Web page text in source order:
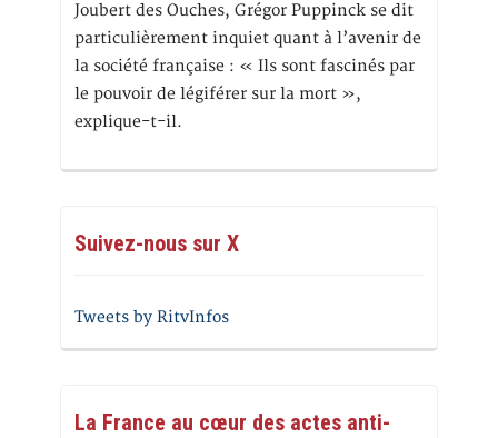
Joubert des Ouches, Grégor Puppinck se dit
particulièrement inquiet quant à l’avenir de
la société française : « Ils sont fascinés par
le pouvoir de légiférer sur la mort »,
explique-t-il.
Suivez-nous sur X
Tweets by RitvInfos
La France au cœur des actes anti-